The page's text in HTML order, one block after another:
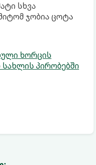
სხვა
ჯობია ცოტა
ხორცის
სახლის პირობებში